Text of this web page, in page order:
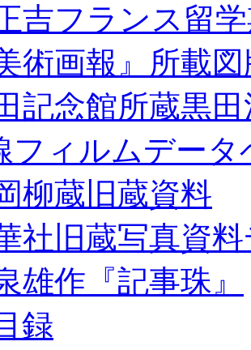
吉フランス留
美術画報』所載
記念館所蔵黒
フィルムデータ
柳蔵旧蔵資料
社旧蔵写真資
雄作『記事珠』
録